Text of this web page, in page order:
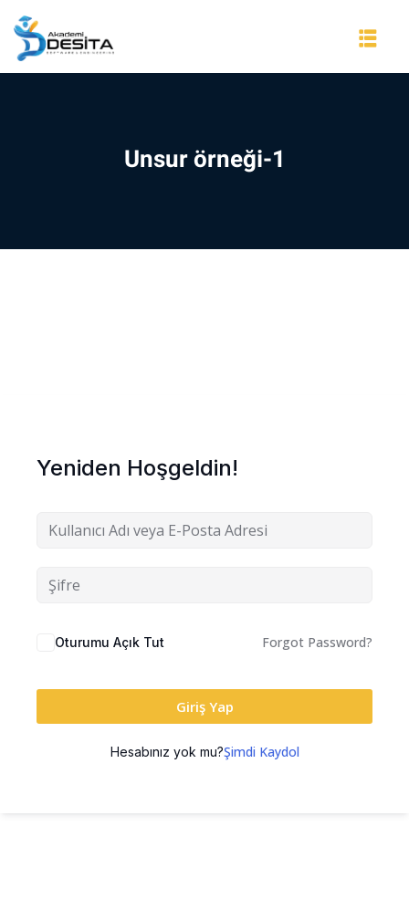
Skip
content
Unsur örneği-1
Yeniden Hoşgeldin!
Oturumu Açık Tut Forgot Password?
Giriş Yap
Hesabınız yok mu?Şimdi Kaydol